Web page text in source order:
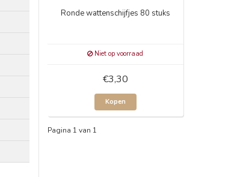
Ronde wattenschijfjes 80 stuks
Niet op voorraad
€3,30
Kopen
Pagina 1 van 1